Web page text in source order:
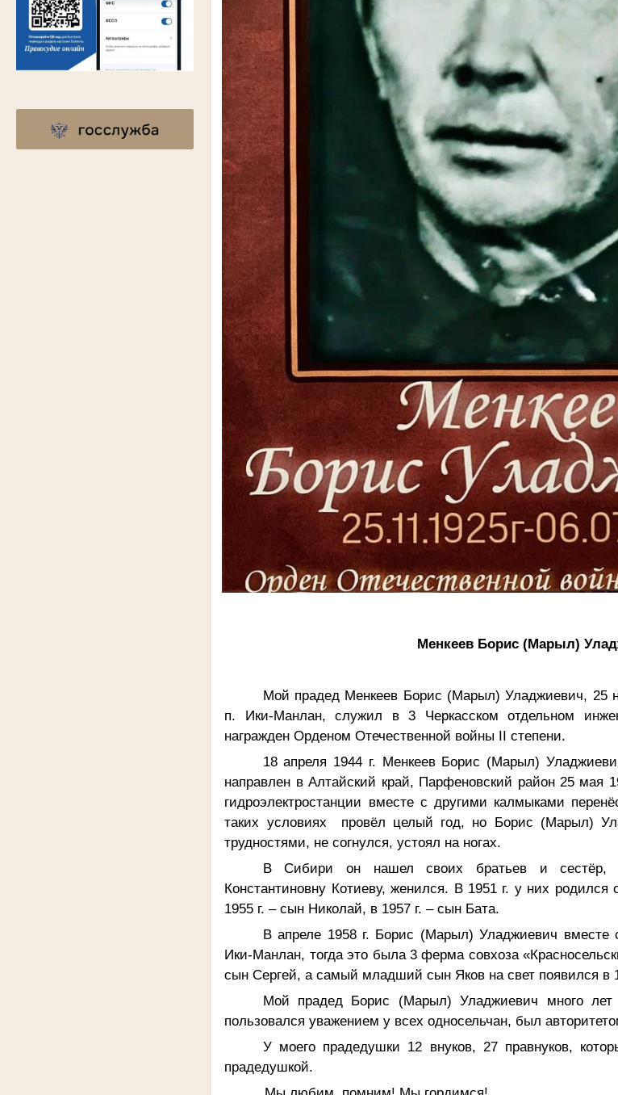
Менкеев Борис (Марыл)
Мой прадед Менкеев Борис (Марыл) Уладжиевич, 25
п. Ики-Манлан, служил в 3 Черкасском отдельном
награжден Орденом Отечественной войны II степени.
18 апреля 1944 г. Менкеев Борис (Марыл)
направлен в Алтайский край, Парфеновский район 25 мая
гидроэлектростанции вместе с другими калмыками
таких условиях провёл целый год, но Борис (Марыл)
трудностями, не согнулся, устоял на ногах.
В Сибири он нашел своих братьев и сестёр,
Константиновну Котиеву, женился. В 1951 г. у них
1955 г. – сын Николай, в 1957 г. – сын Бата.
В апреле 1958 г. Борис (Марыл) Уладжиевич вместе
Ики-Манлан, тогда это была 3 ферма совхоза
сын Сергей, а самый младший сын Яков на свет появился в
Мой прадед Борис (Марыл) Уладжиевич много лет
пользовался уважением у всех односельчан, был
У моего прадедушки 12 внуков, 27 правнуков,
прадедушкой.